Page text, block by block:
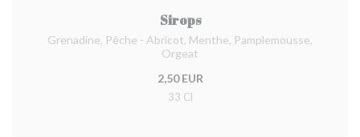
Sirops
Grenadine, Pêche - Abricot, Menthe, Pamplemousse,
Orgeat
2,50 EUR
33 Cl